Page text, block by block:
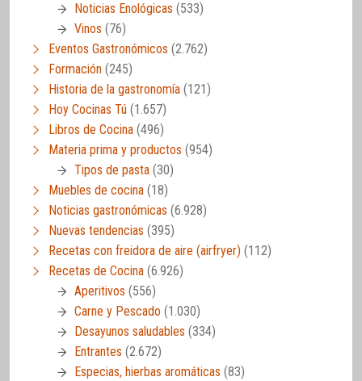
Noticias Enológicas (533)
Vinos (76)
Eventos Gastronómicos (2.762)
Formación (245)
Historia de la gastronomía (121)
Hoy Cocinas Tú (1.657)
Libros de Cocina (496)
Materia prima y productos (954)
Tipos de pasta (30)
Muebles de cocina (18)
Noticias gastronómicas (6.928)
Nuevas tendencias (395)
Recetas con freidora de aire (airfryer) (112)
Recetas de Cocina (6.926)
Aperitivos (556)
Carne y Pescado (1.030)
Desayunos saludables (334)
Entrantes (2.672)
Especias, hierbas aromáticas (83)